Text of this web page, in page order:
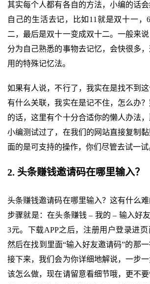
其实每个人都有各自的方法，小编的话
自己的生活去记，比如11就是双十一，
二，最后是双十一变成双十二。一般来
分为自己熟悉的事物去记忆，会快很多
用的特殊记忆法。
如果有人说，不行了，我实在是找不到
有什么关联，我实在是记不住，怎么办
的话，这里有个十分合适你的懒人办法，
小编测试过了，在我们的网站直接复制
面的是可支持的操作，你们尽管去试一试
2. 头条赚钱邀请码在哪里输入？
头条赚钱邀请码在哪里输入？这有什么
步骤就是：在头条赚钱 – 我的 – 输入好
3元。下载APP之后，注册用户登录进页
然后在找到里面“输入好友邀请码”的那一
接下来，我们会为你详细地解说，一步
该怎么做，现在请留意看细节哦，更不